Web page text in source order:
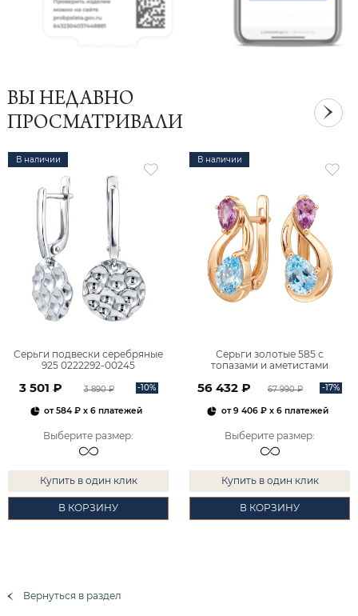
ВЫ НЕДАВНО
ПРОСМАТРИВАЛИ
В наличии
Серьги подвески серебряные
925 0222292-00245
3 501 ₽ 3 890 ₽ -10%
от584 ₽ x 6 платежей
Выберите размер:
Купить в один клик
В КОРЗИНУ
В наличии
Серьги золотые 585 с
топазами и аметистами
56 432 ₽ 67 990 ₽ -17%
от9 406 ₽x 6 платежей
Выберите размер:
Купить в один клик
В КОРЗИНУ
Вернуться в раздел